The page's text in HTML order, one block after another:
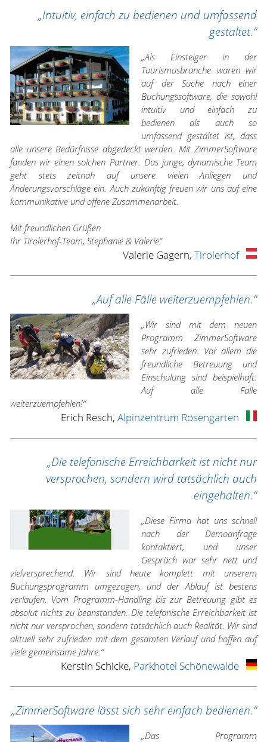
„Intuitiv, einfach zu bedienen und umfassend
gestaltet.“
„Als Einsteiger in der
Tourismusbranche waren wir
auf der Suche nach einer
Buchungssoftware, die sowohl
intuitiv und einfach zu
bedienen als auch so
umfassend gestaltet ist, dass
alle unsere Bedürfnisse abgedeckt werden. Mit ZimmerSoftware
fanden wir einen solchen Partner. Das junge, dynamische Team
geht stets zeitnah auf unsere vielen Anliegen und
Änderungsvorschläge ein. Auch zukünftig freuen wir uns auf eine
kommunikative und offene Zusammenarbeit.
Mit freundlichen Grüßen
Ihr Tirolerhof-Team, Stephanie & Valerie“
Valerie Gagern, Tirolerhof
„Auf alle Fälle weiterzuempfehlen.“
„Wir sind mit dem neuen
Programm ZimmerSoftware
sehr zufrieden. Vor allem die
freundliche Betreuung und
Einschulung sind beispielhaft.
Auf alle Fälle
weiterzuempfehlen!“
Erich Resch, Alpinzentrum Rosengarten
„Die telefonische Erreichbarkeit ist nicht nur
versprochen, sondern wird tatsächlich auch
eingehalten.“
„Diese Firma hat uns schnell
nach der Demoanfrage
kontaktiert, und unser
Gespräch war sehr nett und
vielversprechend. Wir sind heute komplett mit unserem
Buchungsprogramm umgezogen, und der Ablauf ist bestens
verlaufen. Vom Programm-Handling bis zur Betreuung gibt es
absolut nichts zu beanstanden. Die telefonische Erreichbarkeit ist
nicht nur versprochen, sondern tatsächlich auch Realität. Wir sind
aktuell sehr zufrieden mit dem gesamten Verlauf und hoffen auf
viele gemeinsame Jahre.“
Kerstin Schicke, Parkhotel Schönewalde
„ZimmerSoftware lässt sich sehr einfach bedienen.“
„Das Programm